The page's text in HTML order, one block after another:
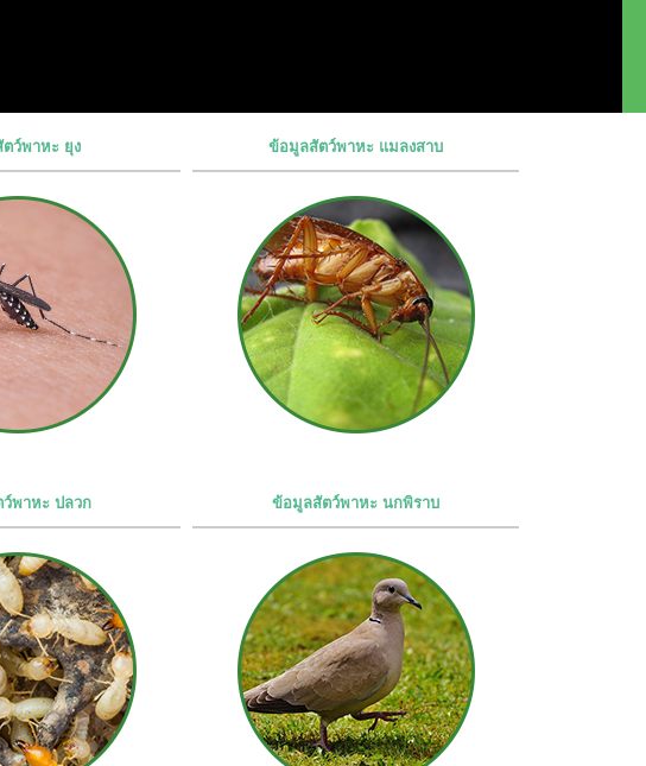
ว์พาหะ ยุง ข้อมูลสัตว์พาหะ แมลงสาบ
พาหะ ปลวก ข้อมูลสัตว์พาหะ นกพิราบ